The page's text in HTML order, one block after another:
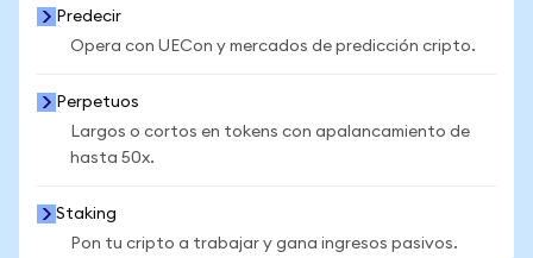
Predecir
Opera con UECon y mercados de predicción cripto.
Perpetuos
Largos o cortos en tokens con apalancamiento de
hasta 50x.
Staking
Pon tu cripto a trabajar y gana ingresos pasivos.